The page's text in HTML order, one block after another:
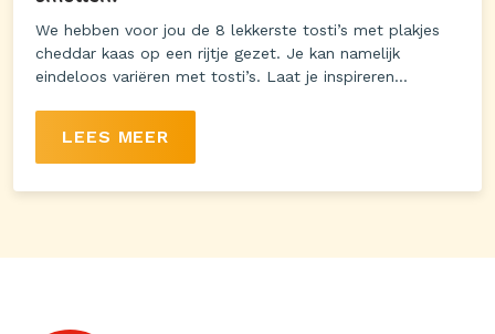
We hebben voor jou de 8 lekkerste tosti’s met plakjes
cheddar kaas op een rijtje gezet. Je kan namelijk
eindeloos variëren met tosti’s. Laat je inspireren...
LEES MEER